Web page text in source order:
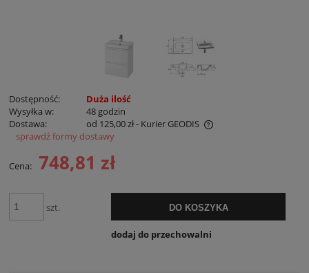
Dostępność:
Duża ilość
Wysyłka w:
48 godzin
Dostawa:
od 125,00 zł- Kurier GEODIS
Cena nie zawiera ewentualnych kosztów płatności
sprawdź formy dostawy
Cena: 748,81 zł
szt. DO KOSZYKA
dodaj do przechowalni